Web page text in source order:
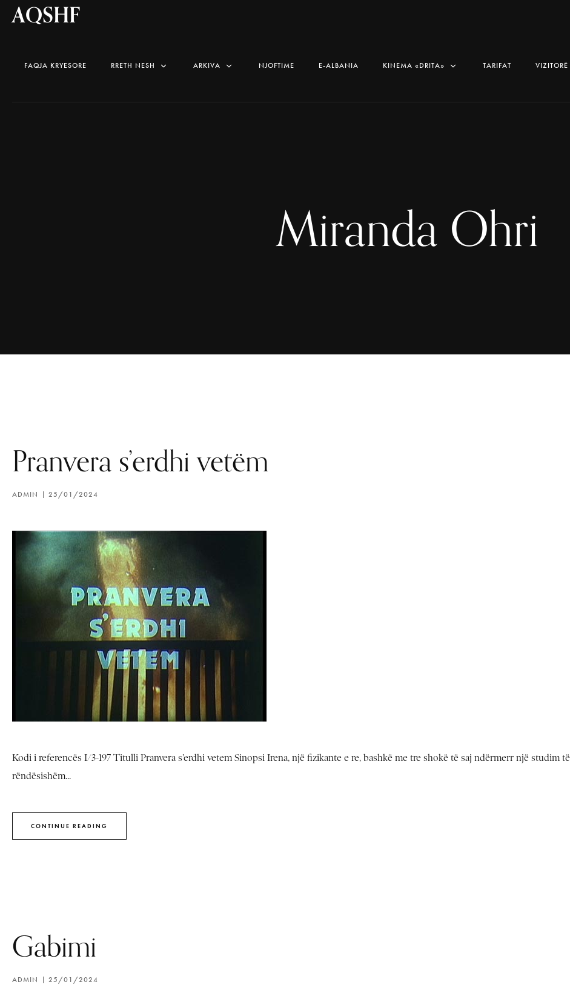
AQSHF
FAQJA KRYESORE RRETH NESH ARKIVA NJOFTIME E-ALBANIA KINEMA «DRITA» TARIFAT VIZITORË
Miranda Ohri
Pranvera s’erdhi vetëm
ADMIN 25/01/2024
Kodi i referencës I/3-197 Titulli Pranvera s’erdhi vetem Sinopsi Irena, një fizikante e re, bashkë me tre shokë të saj ndërmerr një studim të
rëndësishëm...
CONTINUE READING
Gabimi
ADMIN 25/01/2024